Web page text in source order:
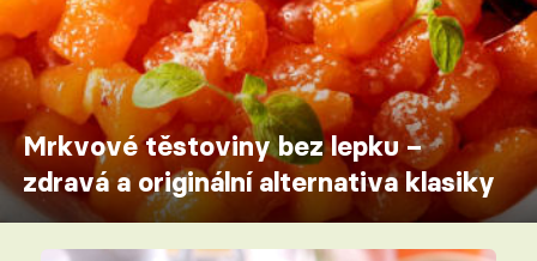
Mrkvové těstoviny bez lepku –
zdravá a originální alternativa klasiky